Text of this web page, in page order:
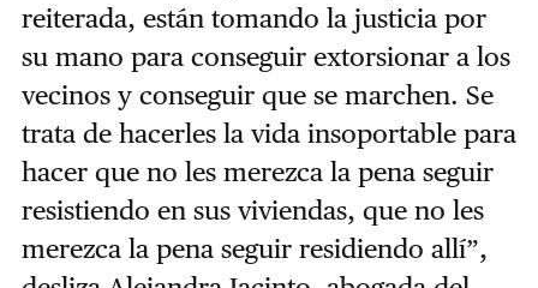
reiterada, están tomando la justicia por
su mano para conseguir extorsionar a los
vecinos y conseguir que se marchen. Se
trata de hacerles la vida insoportable para
hacer que no les merezca la pena seguir
resistiendo en sus viviendas, que no les
merezca la pena seguir residiendo allí”,